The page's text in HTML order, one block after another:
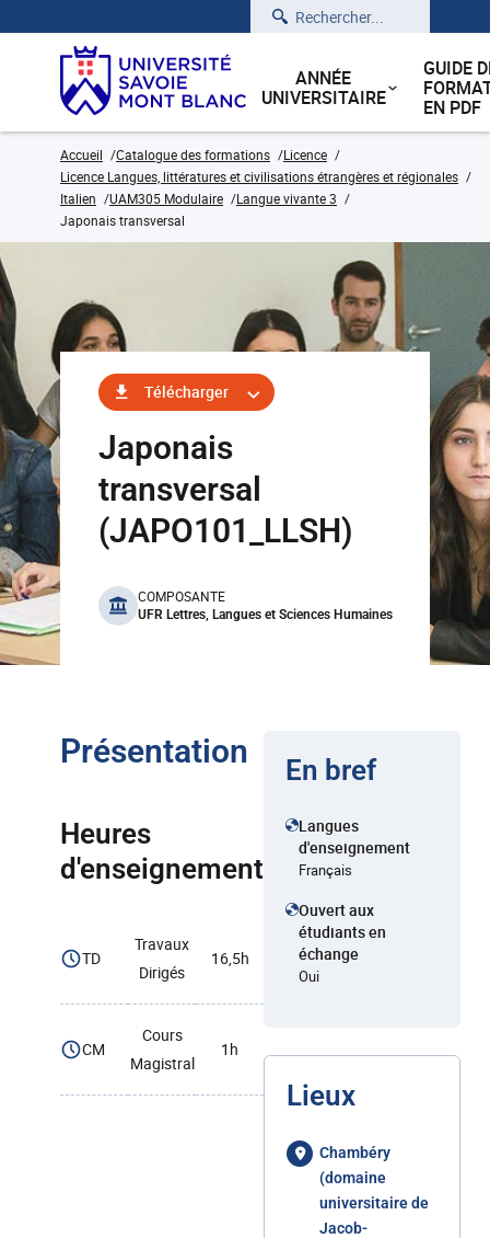
Rechercher
ANNÉE
UNIVERSITAIRE
GUIDE
EN PDF
Accueil Catalogue des formations
Licence
Licence Langues, littératures et civilisations étrangères et régionales
Italien
UAM305 Modulaire
Langue vivante 3
Japonais transversal
Télécharger
Japonais
transversal
(JAPO101_LLSH)
benefits
COMPOSANTE
UFR Lettres, Langues et Sciences Humaines
Présentation
Heures
d'enseignement
TD
Travaux
Dirigés
16,5h
CM
Cours
Magistral
1h
En bref
Langues
d'enseignement
Français
Ouvert aux
étudiants en
échange
Oui
Lieux
Chambéry
(domaine
universitaire de
Jacob-